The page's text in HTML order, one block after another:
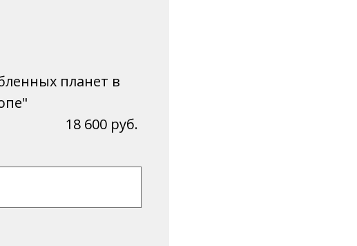
планет в
18 600 руб.